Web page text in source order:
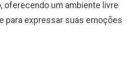
um ambiente livre
para expressar suas emoções